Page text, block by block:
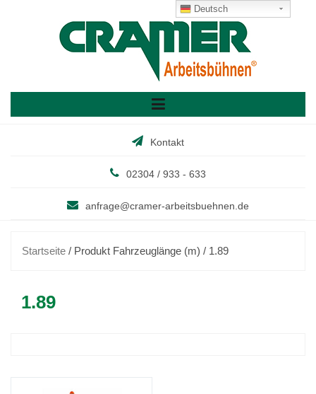
Kontakt
02304 / 933 - 633
anfrage@cramer-arbeitsbuehnen.de
Startseite / Produkt Fahrzeuglänge (m) / 1.89
1.89
Deutsch